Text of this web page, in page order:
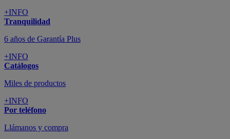
+INFO
Tranquilidad
6 años de Garantía Plus
+INFO
Catálogos
Miles de productos
+INFO
Por teléfono
Llámanos y compra